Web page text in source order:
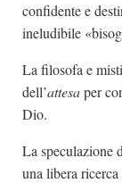
confidente e
ineludibile
La filosofa e
dell’attesaper
Dio.
La speculazione
una libera